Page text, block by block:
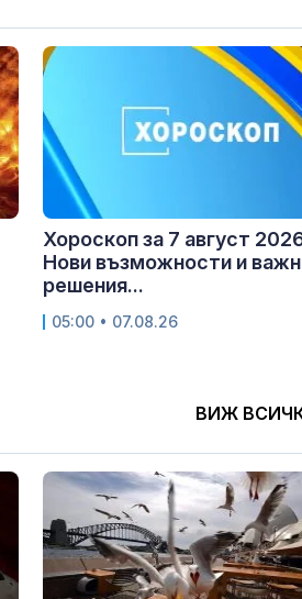
Хороскоп за 7 август
Нови възможности и
решения...
05:00 • 07.08.26
ВИЖ